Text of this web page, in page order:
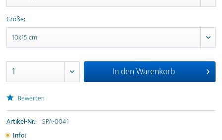
Größe:
In denWarenkorb
Bewerten
Artikel-Nr.: SPA-0041
Info: